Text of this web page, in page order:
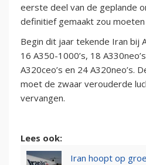
eerste deel van de geplande
definitief gemaakt zou
Begin dit jaar tekende Iran bij
16 A350-1000’s, 18
A320ceo’s en 24 A320neo’s.
moet de zwaar verouderde
vervangen.
Lees ook:
Iran hoopt op